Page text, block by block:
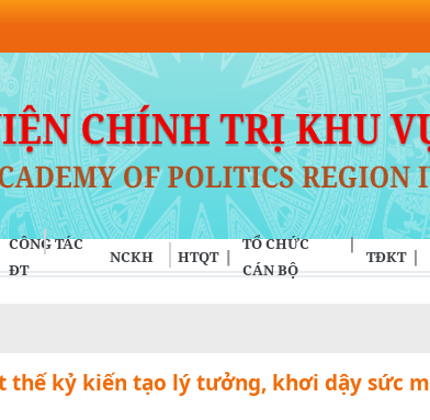
CÔNG TÁC
ĐT
NCKH HTQT
TỔ CHỨC
CÁN BỘ
TĐKT
thế kỷ kiến tạo lý tưởng, khơi dậy sức